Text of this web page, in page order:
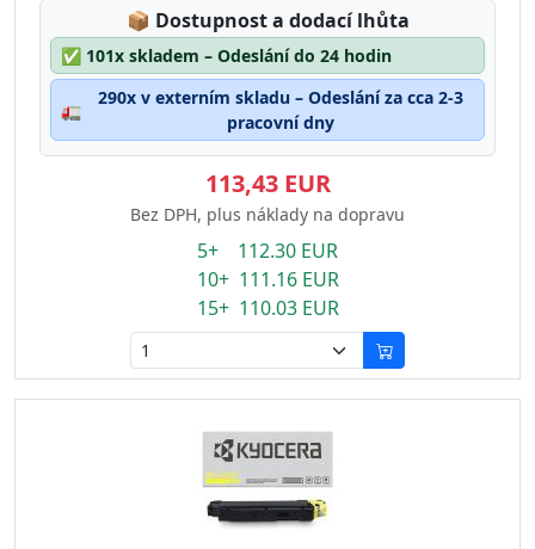
📦 Lagerstatus:
Dostupnost a dodací lhůta
✅ 101x skladem – Odeslání do 24 hodin
🚛
290x v externím skladu – Odeslání za cca 2-3
pracovní dny
113,43 EUR
Bez DPH, plus náklady na dopravu
5+ 112.30 EUR
10+ 111.16 EUR
15+ 110.03 EUR